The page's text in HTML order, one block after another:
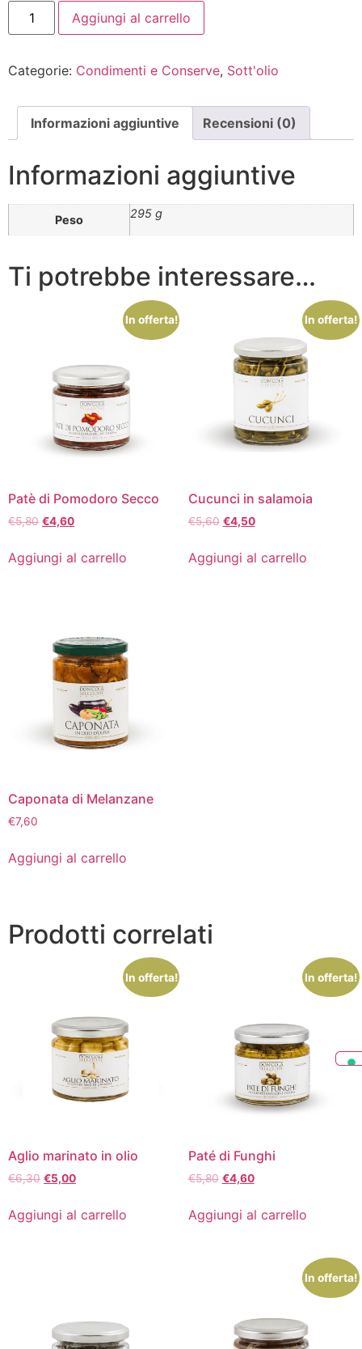
Aggiungi al carrello
Categorie: Condimenti e Conserve, Sott'olio
Informazioni aggiuntive Recensioni (0)
Informazioni aggiuntive
Peso 295 g
Ti potrebbe interessare…
In offerta!
Patè di Pomodoro Secco
€5,80 €4,60
Aggiungi al carrello
In offerta!
Cucunci in salamoia
€5,60 €4,50
Aggiungi al carrello
Caponata di Melanzane
€7,60
Aggiungi al carrello
Prodotti correlati
In offerta!
Aglio marinato in olio
€6,30 €5,00
Aggiungi al carrello
In offerta!
Paté di Funghi
€5,80 €4,60
Aggiungi al carrello
In offerta!